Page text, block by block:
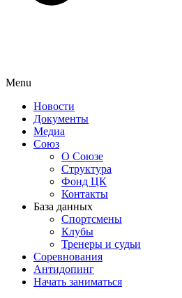
Menu
Новости
Документы
Медиа
Союз
О Союзе
Структура
Фонд ЦК
Контакты
База данных
Спортсмены
Клубы
Тренеры и судьи
Соревнования
Антидопинг
Начать заниматься